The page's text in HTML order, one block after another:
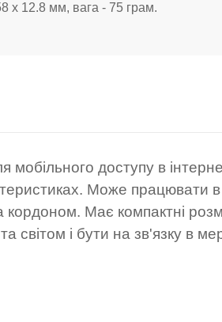
x 12.8 мм, вага - 75 грам.
доступу в
Може працювати
кордоном. Має компактні
світом і бути на зв'язку в